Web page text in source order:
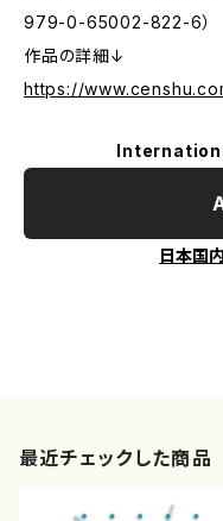
979-0-65002-822-6）
作品の詳細↓
https://
日本国
最近チェックした商品